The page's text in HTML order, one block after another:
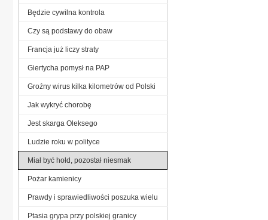
Będzie cywilna kontrola
Czy są podstawy do obaw
Francja już liczy straty
Giertycha pomysł na PAP
Groźny wirus kilka kilometrów od Polski
Jak wykryć chorobę
Jest skarga Oleksego
Ludzie roku w polityce
Miał być hołd, pozostał niesmak
Pożar kamienicy
Prawdy i sprawiedliwości poszuka wielu
Ptasia grypa przy polskiej granicy